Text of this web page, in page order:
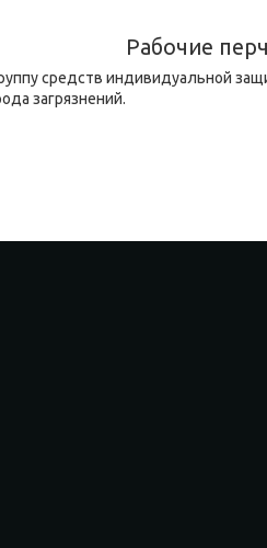
Рабочие
средств индивидуальной
загрязнений.